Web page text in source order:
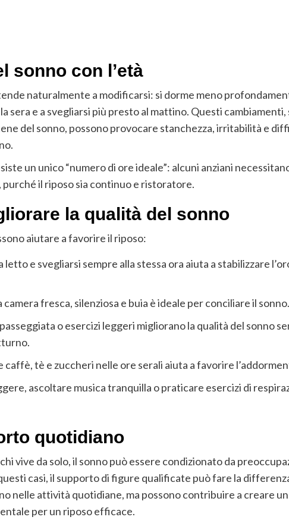
sonno con l’età
naturalmente a modificarsi: si dorme meno
sera e a svegliarsi più presto al mattino. Questi cambiamenti,
del sonno, possono provocare stanchezza, irritabilità e
un unico “numero di ore ideale”: alcuni anziani
il riposo sia continuo e ristoratore.
la qualità del sonno
aiutare a favorire il riposo:
letto e svegliarsi sempre alla stessa ora aiuta a stabilizzare
camera fresca, silenziosa e buia è ideale per conciliare il sonno.
o esercizi leggeri migliorano la qualità del sonno
caffè, tè e zuccheri nelle ore serali aiuta a favorire
ascoltare musica tranquilla o praticare esercizi di
quotidiano
vive da solo, il sonno può essere condizionato da
casi, il supporto di figure qualificate può fare la
nelle attività quotidiane, ma possono contribuire a creare
per un riposo efficace.